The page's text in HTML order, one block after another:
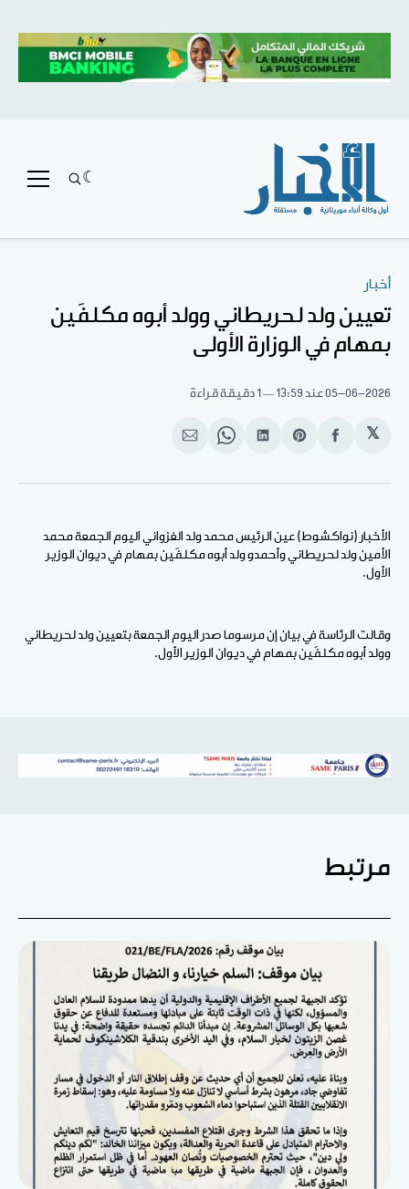
أخبار
تعيين ولد لحريطاني وولد أبوه مكلفَين
بمهام في الوزارة الأولى
05-06-2026عند 13:59 1 دقيقة قراءة
𝕏
انشر
الفيسبوك
Share
Pinterest
انشر
لينكد
Share
WhatsApp
انشر
الإيميل
الأخبار (نواكشوط) عين الرئيس محمد ولد الغزواني اليوم الجمعة محمد
الأمين ولد لحريطاني وأحمدو ولد أبوه مكلفَين بمهام في ديوان الوزير
الأول.
وقالت الرئاسة في بيان إن مرسوما صدر اليوم الجمعة بتعيين ولد لحريطاني
وولد أبوه مكلفَين بمهام في ديوان الوزير الأول.
مرتبط